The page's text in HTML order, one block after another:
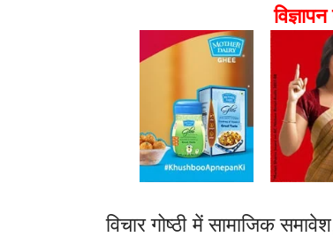
विचार गोष्ठी में सामाजिक